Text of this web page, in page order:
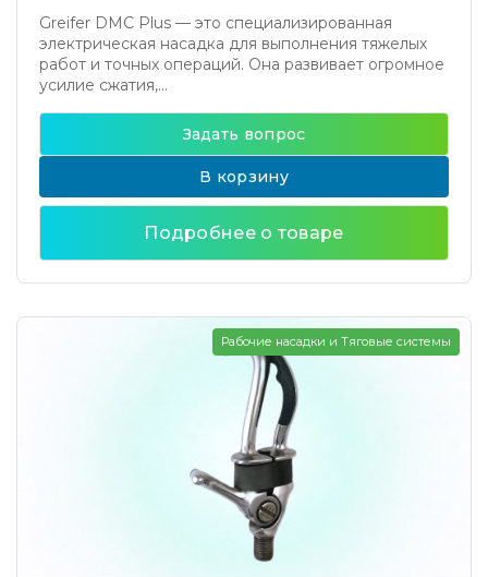
Greifer DMC Plus — это специализированная
электрическая насадка для выполнения тяжелых
работ и точных операций. Она развивает огромное
усилие сжатия,...
Задать вопрос
В корзину
Подробнее о товаре
Рабочие насадки и Тяговые системы